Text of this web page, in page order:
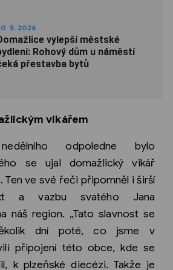
5. 2026
vylepší městské
Rohový dům u náměstí
přestavba bytů
vikářem
odpoledne bylo
se ujal domažlický vikář
Ten ve své řeči připomněl i širší
a vazbu svatého Jana
náš region. „Tato slavnost se
dní poté, co jsme v
připojení této obce, kde se
k plzeňské diecézi. Takže je